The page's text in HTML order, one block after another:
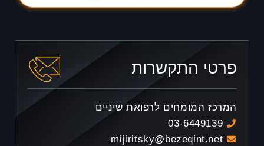
פרטי התקשרות
המרכז המומחים לרפואת שיניים
03-6449139
mijiritsky@bezeqint.net